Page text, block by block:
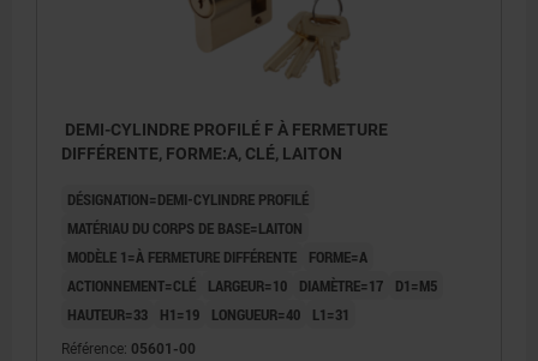
DEMI-CYLINDRE PROFILÉ F À FERMETURE
DIFFÉRENTE, FORME:A, CLÉ, LAITON
DÉSIGNATION=DEMI-CYLINDRE PROFILÉ
MATÉRIAU DU CORPS DE BASE=LAITON
MODÈLE 1=À FERMETURE DIFFÉRENTE
FORME=A
ACTIONNEMENT=CLÉ
LARGEUR=10 DIAMÈTRE=17
D1=M5
HAUTEUR=33
H1=19 LONGUEUR=40 L1=31
Référence: 05601-00